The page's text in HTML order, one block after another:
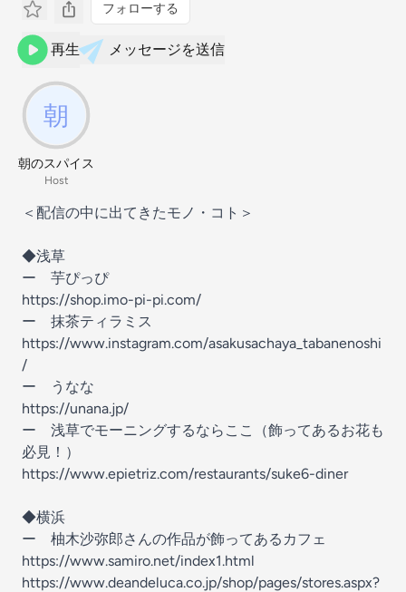
フォローする
再生 メッセージを送信
朝のスパイス
Host
＜配信の中に出てきたモノ・コト＞
◆浅草
ー 芋ぴっぴ
https://shop.imo-pi-pi.com/
ー 抹茶ティラミス
https://www.instagram.com/asakusachaya_tabanenoshi
/
ー うなな
https://unana.jp/
ー 浅草でモーニングするならここ（飾ってあるお花も
必見！）
https://www.epietriz.com/restaurants/suke6-diner
◆横浜
ー 柚木沙弥郎さんの作品が飾ってあるカフェ
https://www.samiro.net/index1.html
https://www.deandeluca.co.jp/shop/pages/stores.aspx?